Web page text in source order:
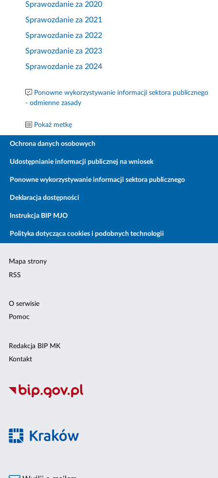
Sprawozdanie za 2020
Sprawozdanie za 2021
Sprawozdanie za 2022
Sprawozdanie za 2023
Sprawozdanie za 2024
Ponowne wykorzystywanie informacji sektora publicznego
- odmienne zasady
Pokaż metkę
Ochrona danych osobowych
Udostępnianie informacji publicznej na wniosek
Ponowne wykorzystywanie informacji sektora publicznego
Deklaracja dostępności
Instrukcja BIP MJO
Polityka dotycząca cookies i podobnych technologii
Mapa strony
RSS
O serwisie
Pomoc
Redakcja BIP MK
Kontakt